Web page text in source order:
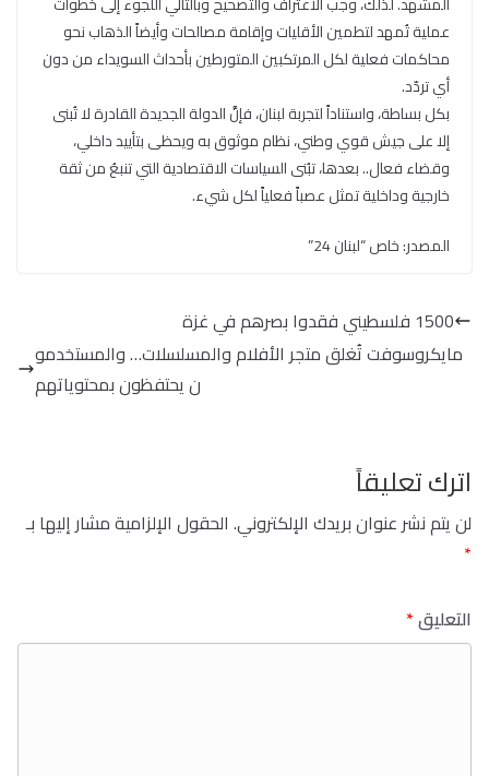
عملية تُمهد لتطمين الأقليات وإقامة مصالحات وأيضاً الذهاب نحو
محاكمات فعلية لكل المرتكبين المتورطين بأحداث السويداء من دون
أي تردّد.
بكل بساطة، واستناداً لتجربة لبنان، فإنَّ الدولة الجديدة القادرة لا تُبنى
إلا على جيش قوي وطني، نظام موثوق به ويحظى بتأييد داخلي،
وقضاء فعال.. بعدها، تبُنى السياسات الاقتصادية التي تنبعُ من ثقة
خارجية وداخلية تمثل عصباً فعلياً لكل شيء.
المصدر: خاص “لبنان 24”
1500 فلسطيني فقدوا بصرهم في غزة
مايكروسوفت تُغلق متجر الأفلام والمسلسلات… والمستخدمو
ن يحتفظون بمحتوياتهم
اترك تعليقاً
لن يتم نشر عنوان بريدك الإلكتروني. الحقول الإلزامية مشار إليها بـ
*
التعليق*